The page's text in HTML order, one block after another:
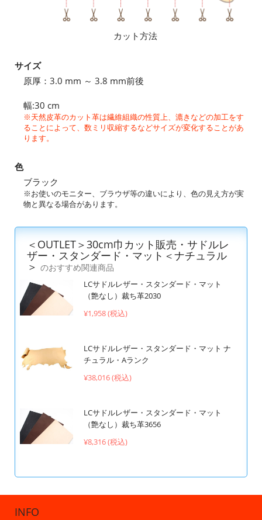
カット方法
サイズ
原厚：3.0 mm ～ 3.8 mm前後
幅:30 cm
※天然皮革のカット革は繊維組織の性質上、漉きなどの加工をす
ることによって、数ミリ収縮するなどサイズが変化することがあ
ります。
色
ブラック
※お使いのモニター、ブラウザ等の違いにより、色の見え方が実
物と異なる場合があります。
＜OUTLET＞30cm巾カット販売・サドルレ
ザー・スタンダード・マット＜ナチュラル
＞ のおすすめ関連商品
LCサドルレザー・スタンダード・マット
（艶なし）裁ち革2030
¥1,958 (税込)
LCサドルレザー・スタンダード・マット ナ
チュラル・Aランク
¥38,016 (税込)
LCサドルレザー・スタンダード・マット
（艶なし）裁ち革3656
¥8,316 (税込)
INFO